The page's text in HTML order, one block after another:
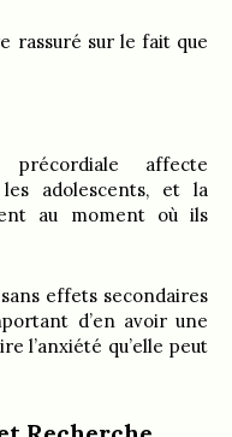
rassuré sur le fait que
affecte
adolescents, et la
au moment où ils
effets secondaires
d’en avoir une
l’anxiété qu’elle peut